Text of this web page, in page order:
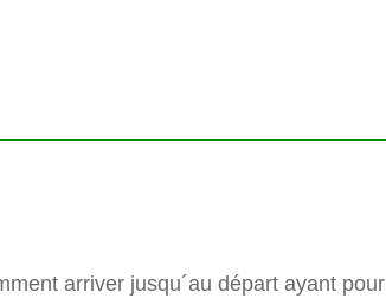
arriver jusqu´au départ ayant pour